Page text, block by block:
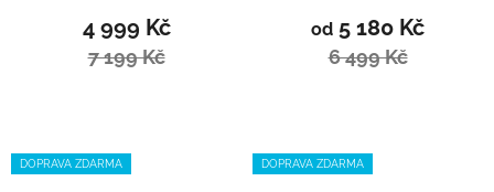
4 999 Kč
7 199 Kč
od 5 180 Kč
6 499 Kč
DOPRAVA ZDARMA DOPRAVA ZDARMA